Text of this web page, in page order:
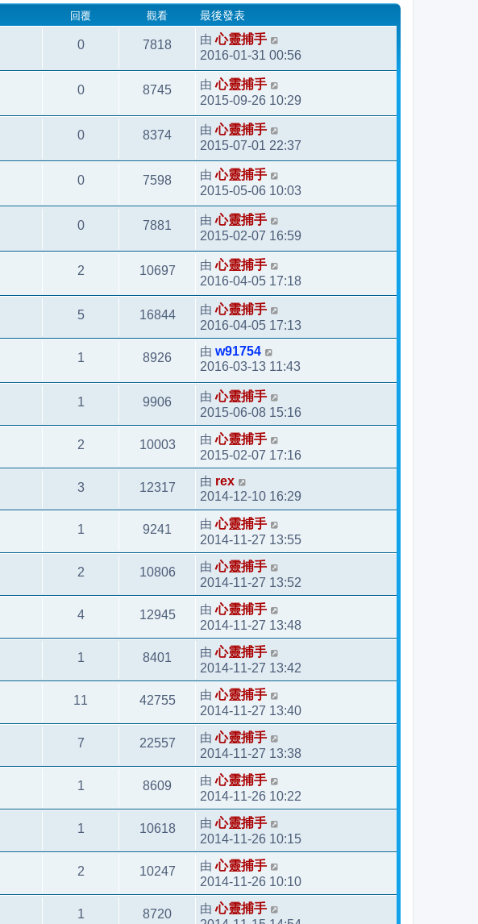
回覆 觀看 最後發表
0 7818 由心靈捕手
2016-01-31 00:56
0 8745 由心靈捕手
2015-09-26 10:29
0 8374 由心靈捕手
2015-07-01 22:37
0 7598 由心靈捕手
2015-05-06 10:03
0 7881 由心靈捕手
2015-02-07 16:59
2 10697 由心靈捕手
2016-04-05 17:18
5 16844 由心靈捕手
2016-04-05 17:13
1 8926 由 w91754
2016-03-13 11:43
1 9906 由心靈捕手
2015-06-08 15:16
2 10003 由心靈捕手
2015-02-07 17:16
3 12317 由 rex
2014-12-10 16:29
1 9241 由心靈捕手
2014-11-27 13:55
2 10806 由心靈捕手
2014-11-27 13:52
4 12945 由心靈捕手
2014-11-27 13:48
1 8401 由心靈捕手
2014-11-27 13:42
11 42755 由心靈捕手
2014-11-27 13:40
7 22557 由心靈捕手
2014-11-27 13:38
1 8609 由心靈捕手
2014-11-26 10:22
1 10618 由心靈捕手
2014-11-26 10:15
2 10247 由心靈捕手
2014-11-26 10:10
1 8720 由心靈捕手